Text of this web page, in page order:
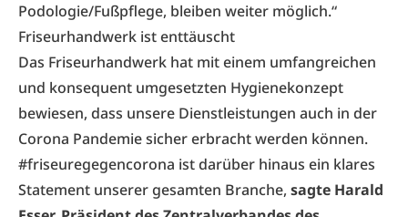
Podologie/Fußpflege, bleiben weiter möglich.“
Friseurhandwerk ist enttäuscht
Das Friseurhandwerk hat mit einem umfangreichen
und konsequent umgesetzten Hygienekonzept
bewiesen, dass unsere Dienstleistungen auch in der
Corona Pandemie sicher erbracht werden können.
#friseuregegencorona ist darüber hinaus ein klares
Statement unserer gesamten Branche, sagte Harald